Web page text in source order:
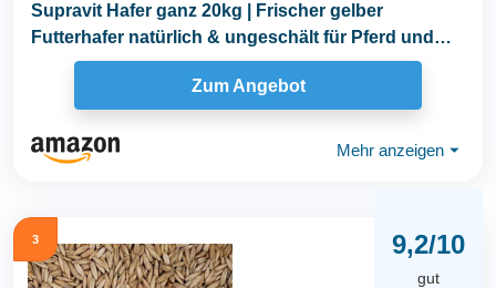
Supravit Hafer ganz 20kg | Frischer gelber
Futterhafer natürlich & ungeschält für Pferd und
Pony...
Zum Angebot
Mehr anzeigen ⏷
3 9,2/10
gut